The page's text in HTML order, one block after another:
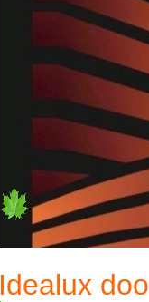
Idealux doo